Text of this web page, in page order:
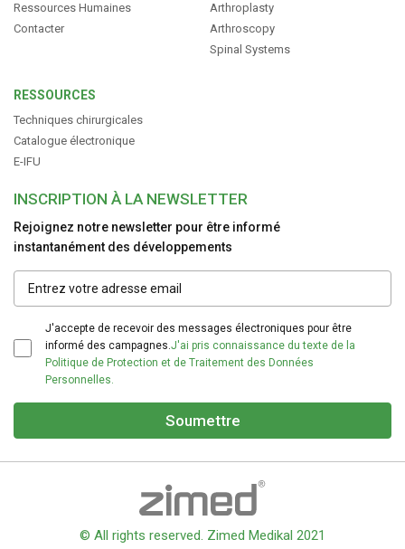
Ressources Humaines
Contacter
Arthroplasty
Arthroscopy
Spinal Systems
RESSOURCES
Techniques chirurgicales
Catalogue électronique
E-IFU
INSCRIPTION À LA NEWSLETTER
Rejoignez notre newsletter pour être informé
instantanément des développements
J'accepte de recevoir des messages électroniques pour être
informé des campagnes.J'ai pris connaissance du texte de la
Politique de Protection et de Traitement des Données
Personnelles.
Soumettre
© All rights reserved. Zimed Medikal 2021